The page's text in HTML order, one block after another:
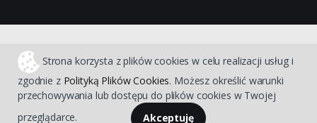
Strona korzysta z plików cookies w celu realizacji usług i
zgodnie z Polityką Plików Cookies. Możesz określić warunki
przechowywania lub dostępu do plików cookies w Twojej
przeglądarce.
Akceptuję